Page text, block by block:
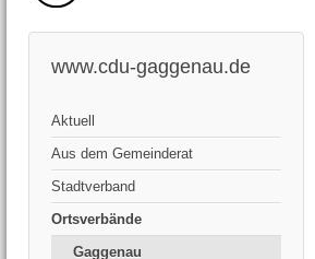
www.cdu-gaggenau.de
Aktuell
Aus dem Gemeinderat
Stadtverband
Ortsverbände
Gaggenau